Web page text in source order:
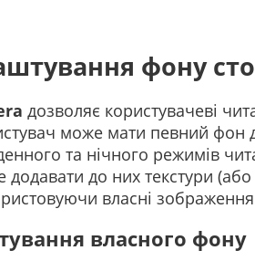
фону
дозволяє користувачеві
може мати певний фон
та нічного режимів
до них текстури
власні
власного фону